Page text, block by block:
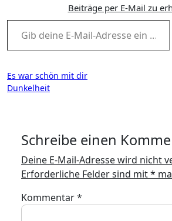
Beiträge per E-Mail zu
Gib deine E-Mail-Adresse ein ...
Beitragsnavigation
Es war schön mit dir
Dunkelheit
Schreibe einen
Deine E-Mail-Adresse wird nicht
Erforderliche Felder sind mit*
Kommentar*